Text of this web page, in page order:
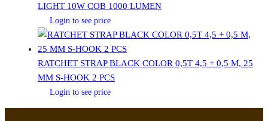
LIGHT 10W COB 1000 LUMEN
Login to see price
RATCHET STRAP BLACK COLOR 0,5T 4,5 + 0,5 M, 25
MM S-HOOK 2 PCS
Login to see price